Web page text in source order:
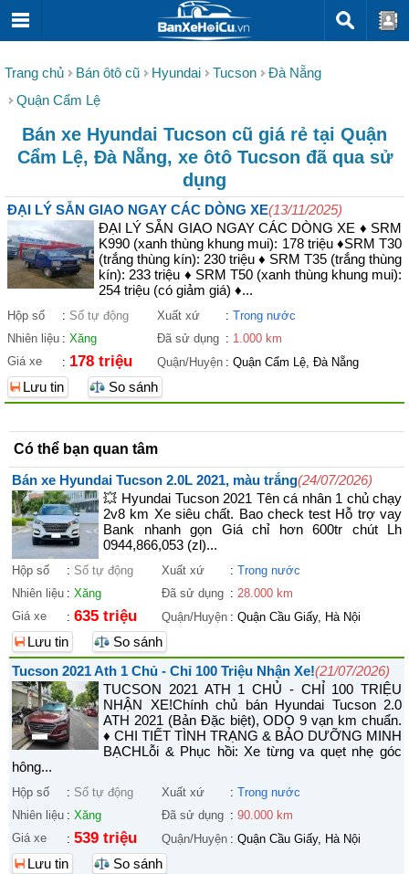
Trang chủ Bán ôtô cũ Hyundai Tucson
Đà Nẵng
Quận Cẩm Lệ
Bán xe Hyundai Tucson cũ giá rẻ tại Quận
Cẩm Lệ, Đà Nẵng, xe ôtô Tucson đã qua sử
dụng
ĐẠI LÝ SẴN GIAO NGAY CÁC DÒNG XE(13/11/2025)
ĐẠI LÝ SẴN GIAO NGAY CÁC DÒNG XE ♦ SRM
K990 (xanh thùng khung mui): 178 triệu ♦SRM T30
(trắng thùng kín): 230 triệu ♦ SRM T35 (trắng thùng
kín): 233 triệu ♦ SRM T50 (xanh thùng khung mui):
254 triệu (có giảm giá) ♦...
Hộp số : Số tự động Xuất xứ : Trong nước
Nhiên liệu : Xăng Đã sử dụng : 1.000 km
Giá xe
: 178 triệu Quận/Huyện : Quận Cẩm Lệ, Đà Nẵng
Lưu tin So sánh
Có thể bạn quan tâm
Bán xe Hyundai Tucson 2.0L 2021, màu trắng(24/07/2026)
💥 Hyundai Tucson 2021 Tên cá nhân 1 chủ chạy
2v8 km Xe siêu chất. Bao check test Hỗ trợ vay
Bank nhanh gọn Giá chỉ hơn 600tr chút Lh
0944,866,053 (zl)...
Hộp số : Số tự động Xuất xứ : Trong nước
Nhiên liệu : Xăng Đã sử dụng : 28.000 km
Giá xe
: 635 triệu Quận/Huyện : Quận Cầu Giấy, Hà Nội
Lưu tin
So sánh
Tucson 2021 Ath 1 Chủ - Chỉ 100 Triệu Nhận Xe!(21/07/2026)
TUCSON 2021 ATH 1 CHỦ - CHỈ 100 TRIỆU
NHẬN XE! ​Chính chủ bán Hyundai Tucson 2.0
ATH 2021 (Bản Đặc biệt), ODO 9 vạn km chuẩn.
♦ CHI TIẾT TÌNH TRẠNG & BẢO DƯỠNG MINH
BẠCH ​Lỗi & Phục hồi: Xe từng va quẹt nhẹ góc
hông...
Hộp số : Số tự động Xuất xứ : Trong nước
Nhiên liệu : Xăng Đã sử dụng : 90.000 km
Giá xe
: 539 triệu Quận/Huyện : Quận Cầu Giấy, Hà Nội
Lưu tin
So sánh